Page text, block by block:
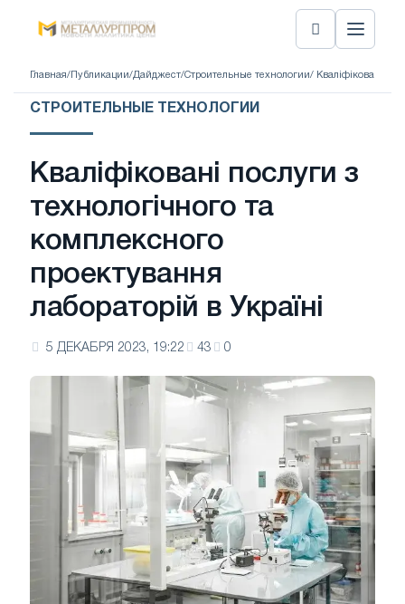
Главная/ Публикации/Дайджест/Строительные технологии/ Кваліфіковані
СТРОИТЕЛЬНЫЕ ТЕХНОЛОГИИ
Кваліфіковані послуги з
технологічного та
комплексного
проектування
лабораторій в Україні
5 ДЕКАБРЯ 2023, 19:22 43 0